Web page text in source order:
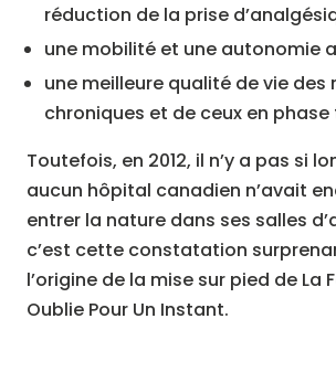
réduction de la prise
une mobilité et une autonomie
une meilleure qualité de vie des
chroniques et de ceux en phase
Toutefois, en 2012, il n’y a pas si
aucun hôpital canadien n’avait
entrer la nature dans ses salles
c’est cette constatation
l’origine de la mise sur pied de La
Oublie Pour Un Instant.